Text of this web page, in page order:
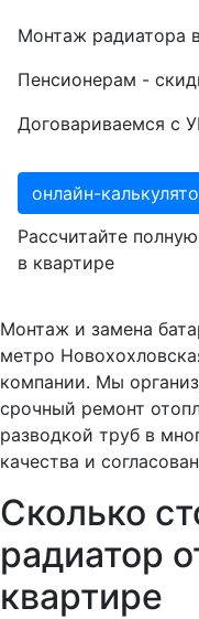
Монтаж радиатора
Пенсионерам -
Договариваемся с
онлайн-
Рассчитайте
в квартире
Монтаж и замена
метро
компании. Мы
срочный ремонт
разводкой труб в
качества и
Сколько
радиатор
квартире